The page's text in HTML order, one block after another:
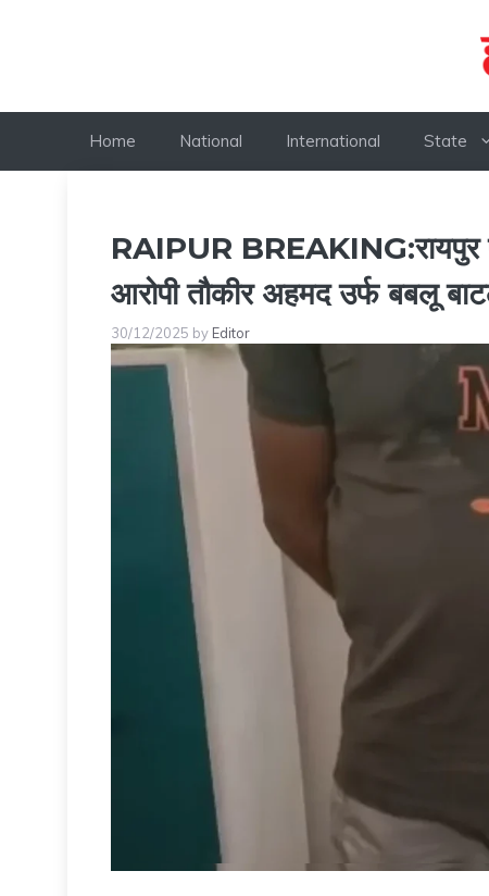
Home National International State
RAIPUR BREAKING:रायपुर
आरोपी तौकीर अहमद उर्फ बबलू
30/12/2025 by Editor